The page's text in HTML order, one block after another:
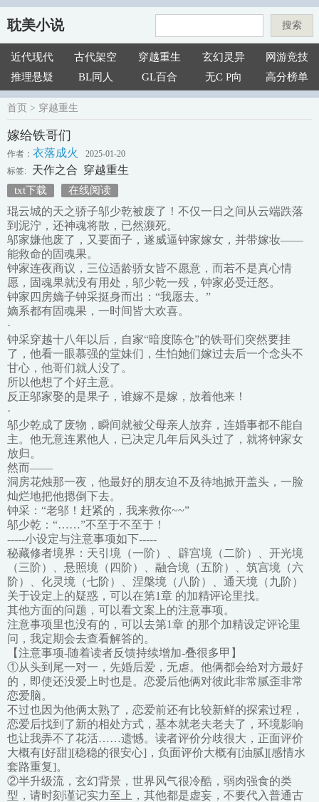
耽美小说 搜索
近代现代 古代架空 穿越重生 玄幻灵异
网游竞技
推理悬疑
BL同人 GL百合 无C P向 高分榜单
首页 > 穿越重生
嫁给铁哥们
作者： 衣落成火
2025-01-20
标签:
天作之合 穿越重生
txt下载 在线阅读
琨云城的天之骄子邬少乾被废了！不仅一日之间从云端跌落
到泥泞，还神魂将散，已然濒死。
邬家嫌他废了，又要面子，遂威逼钟家嫁女，并带嫁妆——
能救命的固魂果。
钟家连夜商议，三位适龄骄女皆不愿意，而若不是真心情
愿，固魂果就没有用处，邬少乾一殁，钟家必受迁怒。
钟家四房嫡子钟采挺身而出：“我愿去。”
嫡系都有固魂果，一时间皆大欢喜。
·
钟采穿越十八年以后，自家“暗度陈仓”的铁哥们突然要挂
了，他看一眼慕强的堂妹们，生怕她们嫁过去后一个念头不
甘心，他哥们就人没了。
所以他想了个好主意。
反正邬家娶的是果子，谁嫁不是嫁，放着他来！
·
邬少乾成了废物，瞬间就被父母亲人放弃，连婚事都不能自
主。他无意连累他人，已决定几年后风头过了，就将钟家女
放归。
然而——
洞房花烛那一夜，他最好的朋友迫不及待地掀开盖头，一脸
灿烂地把他摁倒下去。
钟采：“老邬！赶紧的，我来救你~~”
邬少乾：“……”不至于不至于！
-----小设定与注意事项如下-----
秘藏修者境界：天引境（一阶）、辟宫境（二阶）、开光境
（三阶）、悬照境（四阶）、融合境（五阶）、筑宫境（六
阶）、化灵境（七阶）、涅槃境（八阶）、通天境（九阶）
关于设定上的疑惑，可以在第1章 的加精评论里找。
其他方面的问题，可以看文案上的注意事项。
注意事项里也没有的，可以去第1章 的那个加精设定评论里
问，我定期会去查看解答的。
【注意事项-随着读者反馈持续增加-叠很多甲】
①从头到尾一对一，先婚后爱，无虐。他俩都会给对方最好
的，即使还没爱上时也是。恋爱后他俩对彼此非常腻歪非常
恋爱脑。
不过也因为他俩太熟了，恋爱前还有比较新鲜的探索过程，
恋爱后找到了新的相处方式，基本就老夫老夫了，环境影响
也让我弄不了花活……遗憾。读者评价分歧很大，正面评价
大概有[好甜][稳稳的很安心]，负面评价大概有[油腻][感情水
套路重复]。
②半升级流，玄幻背景，世界风气很冷酷，弱肉强食的类
型，请时刻谨记实力至上，其他都是虚妄，不要代入普通古